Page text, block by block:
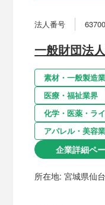
法人番号
一般財団法
素材・一般製造
医療・福祉業界
化学・医薬・ラ
アパレル・美容
企業詳細ペ
所在地:宮城県仙